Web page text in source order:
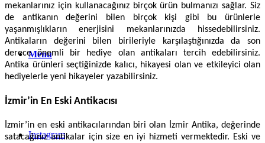
Menu
Instagram
mekanlarınız için kullanacağınız birçok ürün bulmanızı sağlar. Siz
de antikanın değerini bilen birçok kişi gibi bu ürünlerle
yaşanmışlıkların enerjisini mekanlarınızda hissedebilirsiniz.
Antikaların değerini bilen birileriyle karşılaştığınızda da son
derece önemli bir hediye olan antikaları tercih edebilirsiniz.
Antika ürünleri seçtiğinizde kalıcı, hikayesi olan ve etkileyici olan
hediyelerle yeni hikayeler yazabilirsiniz.
İzmir’in En Eski Antikacısı
İzmir’in en eski antikacılarından biri olan İzmir Antika, değerinde
satacağınız antikalar için size en iyi hizmeti vermektedir. Eski ve